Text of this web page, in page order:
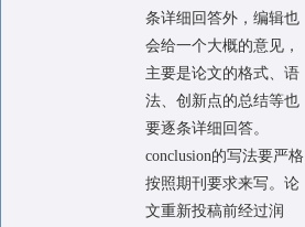
条详细回答外，编辑也
会给一个大概的意见，
主要是论文的格式、语
法、创新点的总结等也
要逐条详细回答。
conclusion的写法要严格
按照期刊要求来写。论
文重新投稿前经过润